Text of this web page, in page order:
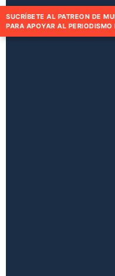
SUCRÍBETE AL PATREON DE
PARA APOYAR AL PERIODISMO